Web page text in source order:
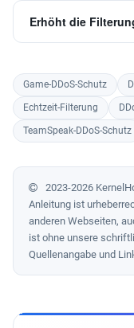
Erhöht die
Game-DDoS-Schutz
Echtzeit-Filterung
TeamSpeak-DDoS-Schutz
2023-2026
Anleitung ist
anderen Webseiten,
ist ohne unsere
Quellenangabe und